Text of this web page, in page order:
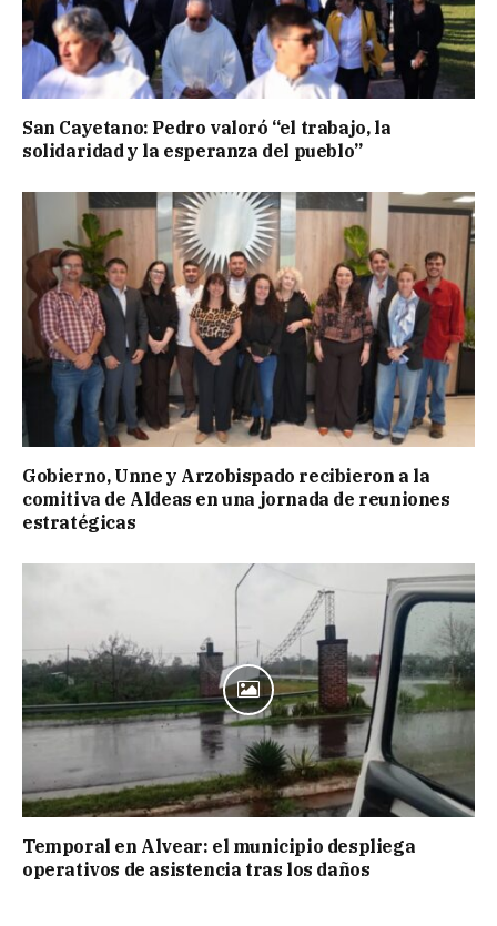
San Cayetano: Pedro valoró “el trabajo, la
solidaridad y la esperanza del pueblo”
Gobierno, Unne y Arzobispado recibieron a la
comitiva de Aldeas en una jornada de reuniones
estratégicas
Temporal en Alvear: el municipio despliega
operativos de asistencia tras los daños